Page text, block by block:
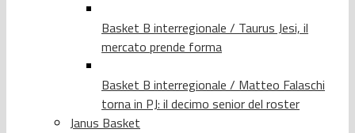
Basket B interregionale / Taurus Jesi, il
mercato prende forma
Basket B interregionale / Matteo Falaschi
torna in PJ: il decimo senior del roster
Janus Basket